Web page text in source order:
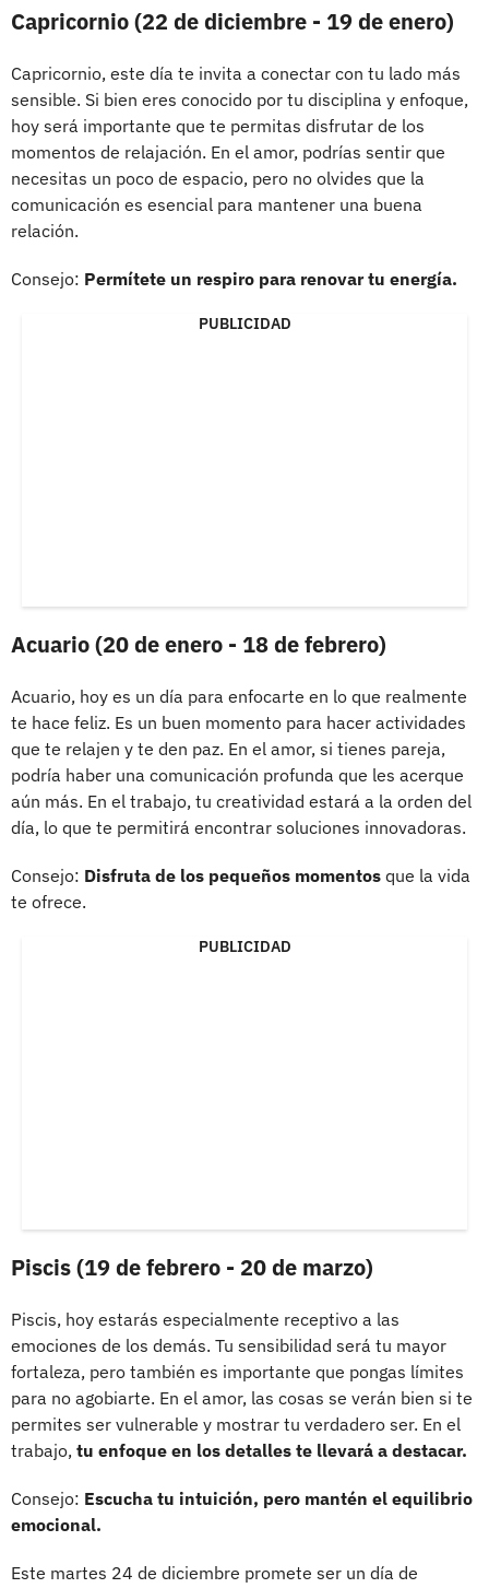
Capricornio (22 de diciembre - 19 de enero)
Capricornio, este día te invita a conectar con tu lado más
sensible. Si bien eres conocido por tu disciplina y enfoque,
hoy será importante que te permitas disfrutar de los
momentos de relajación. En el amor, podrías sentir que
necesitas un poco de espacio, pero no olvides que la
comunicación es esencial para mantener una buena
relación.
Consejo: Permítete un respiro para renovar tu energía.
PUBLICIDAD
Acuario (20 de enero - 18 de febrero)
Acuario, hoy es un día para enfocarte en lo que realmente
te hace feliz. Es un buen momento para hacer actividades
que te relajen y te den paz. En el amor, si tienes pareja,
podría haber una comunicación profunda que les acerque
aún más. En el trabajo, tu creatividad estará a la orden del
día, lo que te permitirá encontrar soluciones innovadoras.
Consejo: Disfruta de los pequeños momentos que la vida
te ofrece.
PUBLICIDAD
Piscis (19 de febrero - 20 de marzo)
Piscis, hoy estarás especialmente receptivo a las
emociones de los demás. Tu sensibilidad será tu mayor
fortaleza, pero también es importante que pongas límites
para no agobiarte. En el amor, las cosas se verán bien si te
permites ser vulnerable y mostrar tu verdadero ser. En el
trabajo, tu enfoque en los detalles te llevará a destacar.
Consejo: Escucha tu intuición, pero mantén el equilibrio
emocional.
Este martes 24 de diciembre promete ser un día de